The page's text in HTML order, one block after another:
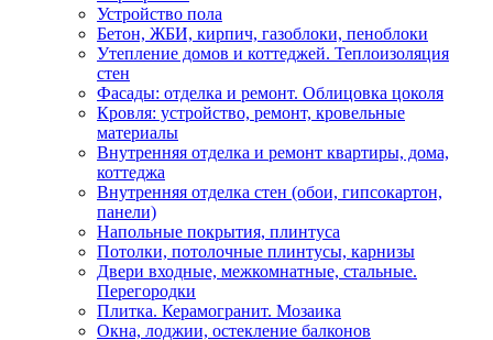
Устройство пола
Бетон, ЖБИ, кирпич, газоблоки, пеноблоки
Утепление домов и коттеджей. Теплоизоляция
стен
Фасады: отделка и ремонт. Облицовка цоколя
Кровля: устройство, ремонт, кровельные
материалы
Внутренняя отделка и ремонт квартиры, дома,
коттеджа
Внутренняя отделка стен (обои, гипсокартон,
панели)
Напольные покрытия, плинтуса
Потолки, потолочные плинтусы, карнизы
Двери входные, межкомнатные, стальные.
Перегородки
Плитка. Керамогранит. Мозаика
Окна, лоджии, остекление балконов